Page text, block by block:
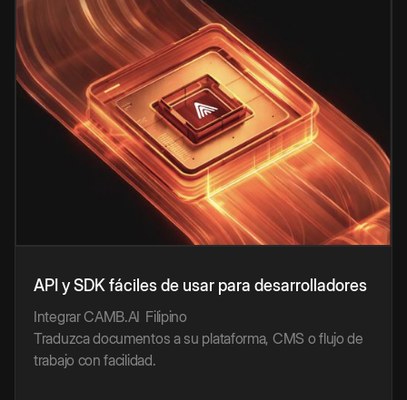
API y SDK fáciles de usar para desarrolladores
Integrar CAMB.AI Filipino
Traduzca documentos a su plataforma, CMS o flujo de
trabajo con facilidad.